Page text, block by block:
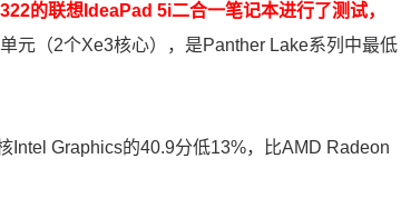
的联想IdeaPad 5i二合一笔记本进行了测试，
元（2个Xe3核心），是Panther Lake系列中最低
Intel Graphics的40.9分低13%，比AMD Radeon